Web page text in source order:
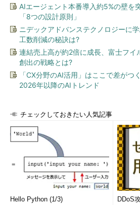
AIエージェント本番導入約5%の壁を
「8つの設計原則」
ニデックアドバンステクノロジーに
工数削減の秘訣は?
連結売上高が約2倍に成長、富士フイ
創出の戦略とは?
「CX分野のAI活用」はここで差がつ
2026年以降のAIトレンド
チェックしておきたい人気記事
Hello Python (1/3)
DDoS